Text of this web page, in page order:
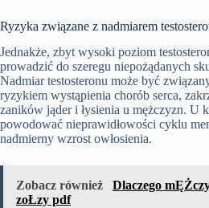
Ryzyka związane z nadmiarem
Jednakże, zbyt wysoki poziom
prowadzić do szeregu niepożądanych
Nadmiar testosteronu może być
ryzykiem wystąpienia chorób serca,
zaników jąder i łysienia u mężczyzn. U
powodować nieprawidłowości cyklu
nadmierny wzrost owłosienia.
Zobacz również
Dlaczego
zoŁzy pdf